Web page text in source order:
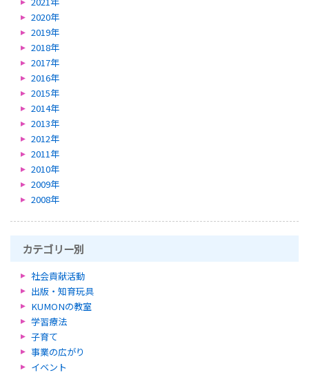
2020年
2019年
2018年
2017年
2016年
2015年
2014年
2013年
2012年
2011年
2010年
2009年
2008年
カテゴリー別
社会貢献活動
出版・知育玩具
KUMONの教室
学習療法
子育て
事業の広がり
イベント